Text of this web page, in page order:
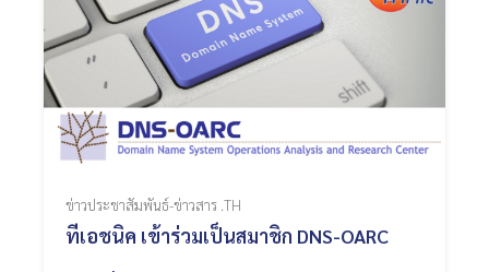
ข่าวประชาสัมพันธ์-ข่าวสาร .TH
ทีเอชนิค เข้าร่วมเป็นสมาชิก DNS-OARC